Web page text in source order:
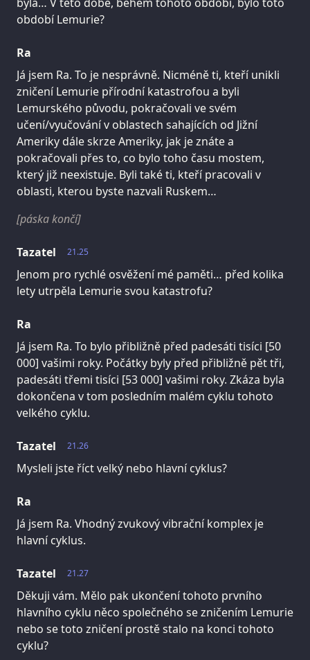
byla… V této době, během tohoto období, bylo toto
období Lemurie?
Ra
Já jsem Ra. To je nesprávně. Nicméně ti, kteří unikli
zničení Lemurie přírodní katastrofou a byli
Lemurského původu, pokračovali ve svém
učení/vyučování v oblastech sahajících od Jižní
Ameriky dále skrze Ameriky, jak je znáte a
pokračovali přes to, co bylo toho času mostem,
který již neexistuje. Byli také ti, kteří pracovali v
oblasti, kterou byste nazvali Ruskem…
[páska končí]
21.25
Tazatel
Jenom pro rychlé osvěžení mé paměti… před kolika
lety utrpěla Lemurie svou katastrofu?
Ra
Já jsem Ra. To bylo přibližně před padesáti tisíci [50
000] vašimi roky. Počátky byly před přibližně pět tři,
padesáti třemi tisíci [53 000] vašimi roky. Zkáza byla
dokončena v tom posledním malém cyklu tohoto
velkého cyklu.
21.26
Tazatel
Mysleli jste říct velký nebo hlavní cyklus?
Ra
Já jsem Ra. Vhodný zvukový vibrační komplex je
hlavní cyklus.
21.27
Tazatel
Děkuji vám. Mělo pak ukončení tohoto prvního
hlavního cyklu něco společného se zničením Lemurie
nebo se toto zničení prostě stalo na konci tohoto
cyklu?